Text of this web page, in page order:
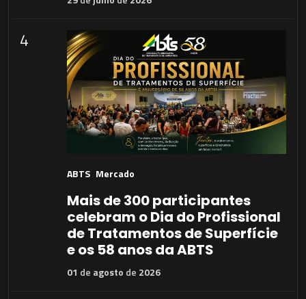
4
ABTS Mercado
Mais de 300 participantes
celebram o Dia do Profissional
de Tratamentos de Superfície
e os 58 anos da ABTS
01 de agosto de 2026